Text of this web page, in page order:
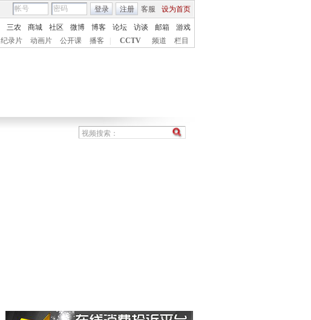
客服 设为首页
登录 注册
三农 商城 社区 微博 博客 论坛 访谈 邮箱
游戏
纪录片 动画片 公开课 播客 CCTV 频道 栏目